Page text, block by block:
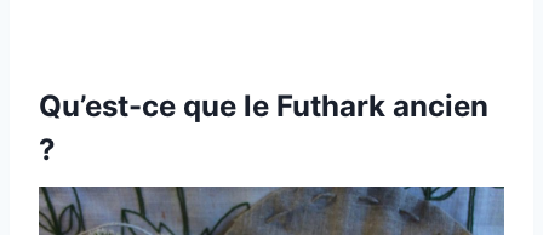
Qu’est-ce que le Futhark ancien
?